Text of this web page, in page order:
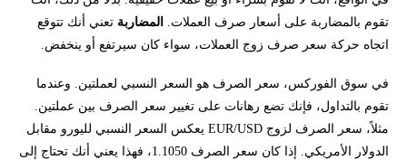
تقوم بالمضاربة على أسعار صرف العملات.
المضاربة تعني أنك تتوقع
اتجاه حركة سعر صرف زوج العملات، سواء كان سيرتفع أو ينخفض.
في سوق الفوركس، سعر الصرف هو السعر النسبي لعملتين. وعندما
تقوم بالتداول، فإنك تضع رهانات على تغيير سعر الصرف بين عملتين.
مثلاً، سعر الصرف لزوج EUR/USD يعكس السعر النسبي لليورو مقابل
الدولار الأمريكي. إذا كان سعر الصرف 1.1050، فهذا يعني أنك تحتاج إلى